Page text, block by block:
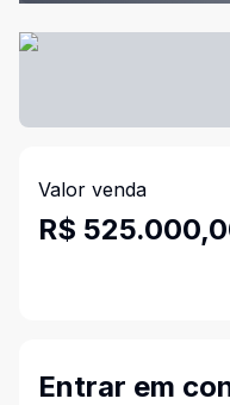
Valor venda
R$
Entrar em